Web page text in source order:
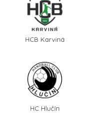
HCB Karviná
HC Hlučín